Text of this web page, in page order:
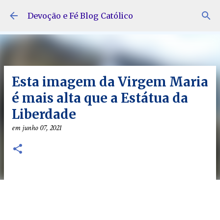
Pular para o conteúdo principal
Devoção e Fé Blog Católico
Esta imagem da Virgem Maria
é mais alta que a Estátua da
Liberdade
emjunho 07, 2021